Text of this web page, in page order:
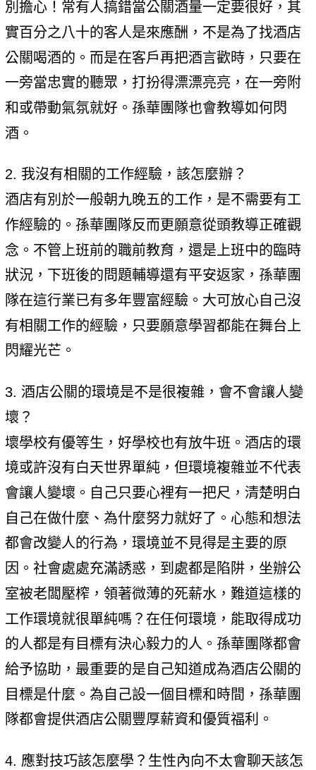
別擔心！常有人搞錯當公關酒量一定要很好，其
實百分之八十的客人是來應酬，不是為了找酒店
公關喝酒的。而是在客戶再把酒言歡時，只要在
一旁當忠實的聽眾，打扮得漂漂亮亮，在一旁附
和或帶動氣氛就好。孫華團隊也會教導如何閃
酒。
2. 我沒有相關的工作經驗，該怎麼辦？
酒店有別於一般朝九晚五的工作，是不需要有工
作經驗的。孫華團隊反而更願意從頭教導正確觀
念。不管上班前的職前教育，還是上班中的臨時
狀況，下班後的問題輔導還有平安返家，孫華團
隊在這行業已有多年豐富經驗。大可放心自己沒
有相關工作的經驗，只要願意學習都能在舞台上
閃耀光芒。
3. 酒店公關的環境是不是很複雜，會不會讓人變
壞？
壞學校有優等生，好學校也有放牛班。酒店的環
境或許沒有白天世界單純，但環境複雜並不代表
會讓人變壞。自己只要心裡有一把尺，清楚明白
自己在做什麼、為什麼努力就好了。心態和想法
都會改變人的行為，環境並不見得是主要的原
因。社會處處充滿誘惑，到處都是陷阱，坐辦公
室被老闆壓榨，領著微薄的死薪水，難道這樣的
工作環境就很單純嗎？在任何環境，能取得成功
的人都是有目標有決心毅力的人。孫華團隊都會
給予協助，最重要的是自己知道成為酒店公關的
目標是什麼。為自己設一個目標和時間，孫華團
隊都會提供酒店公關豐厚薪資和優質福利。
4. 應對技巧該怎麼學？生性內向不太會聊天該怎